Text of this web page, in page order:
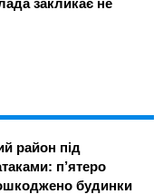
район під
п’ятеро
будинки